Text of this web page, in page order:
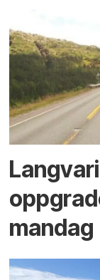
mandag